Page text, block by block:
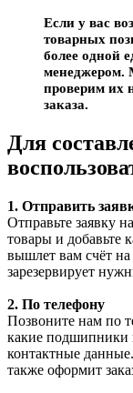
Если у вас
товарных
более одной
менеджером.
проверим их
заказа.
Для
1. Отправить
Отправьте заявку
товары и добавьте
вышлет вам счёт на
зарезервирует
2. По телефону
Позвоните нам по
какие подшипники
контактные
также оформит